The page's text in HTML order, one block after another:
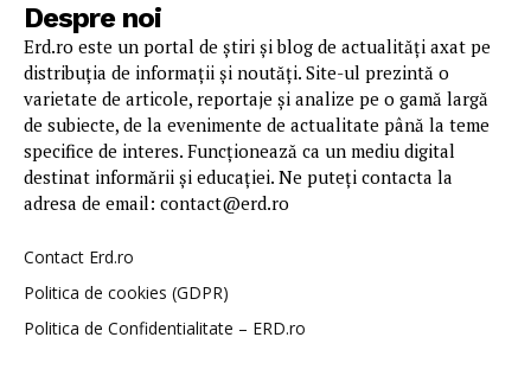
Despre noi
Erd.ro este un portal de știri și blog de actualități axat pe
distribuția de informații și noutăți. Site-ul prezintă o
varietate de articole, reportaje și analize pe o gamă largă
de subiecte, de la evenimente de actualitate până la teme
specifice de interes. Funcționează ca un mediu digital
destinat informării și educației. Ne puteți contacta la
adresa de email: contact@erd.ro
Contact Erd.ro
Politica de cookies (GDPR)
Politica de Confidentialitate – ERD.ro